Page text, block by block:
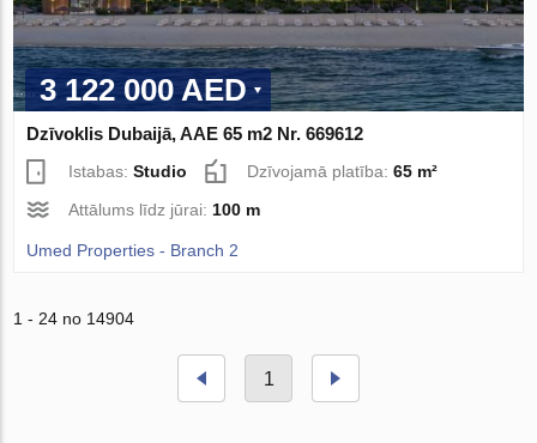
3 122 000 AED
Dzīvoklis Dubaijā, AAE 65 m2 Nr. 669612
Istabas:Studio Dzīvojamā platība:65 m²
Attālums līdz jūrai:100 m
Umed Properties - Branch 2
1 - 24 no 14904
1